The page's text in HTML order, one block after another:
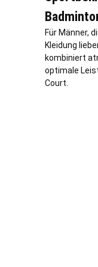
Für Männer,
Kleidung
kombiniert
optimale
Court.